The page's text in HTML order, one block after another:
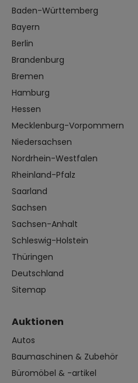
Baden-Württemberg
Bayern
Berlin
Brandenburg
Bremen
Hamburg
Hessen
Mecklenburg-Vorpommern
Niedersachsen
Nordrhein-Westfalen
Rheinland-Pfalz
Saarland
Sachsen
Sachsen-Anhalt
Schleswig-Holstein
Thüringen
Deutschland
Sitemap
Auktionen
Autos
Baumaschinen & Zubehör
Büromöbel & -artikel